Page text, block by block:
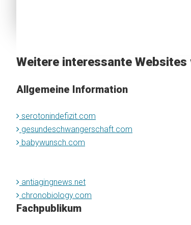
Weitere interessante
Allgemeine Information
serotonindefizit.com
gesundeschwangerschaft.com
babywunsch.com
antiagingnews.net
chronobiology.com
Fachpublikum